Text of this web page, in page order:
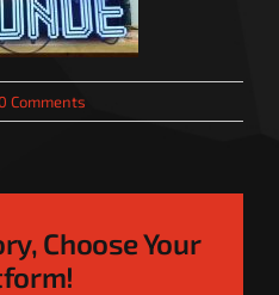
Comments
Choose Your